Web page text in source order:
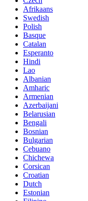
Afrikaans
Swedish
Polish
Basque
Catalan
Esperanto
Hindi
Lao
Albanian
Amharic
Armenian
Azerbaijani
Belarusian
Bengali
Bosnian
Bulgarian
Cebuano
Chichewa
Corsican
Croatian
Dutch
Estonian